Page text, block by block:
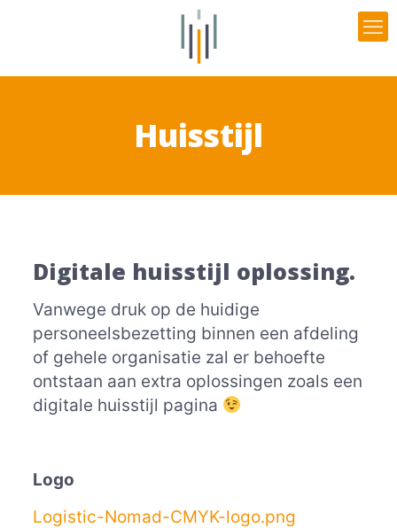
Huisstijl
Digitale huisstijl oplossing.
Vanwege druk op de huidige
personeelsbezetting binnen een afdeling
of gehele organisatie zal er behoefte
ontstaan aan extra oplossingen zoals een
digitale huisstijl pagina
Logo
Logistic-Nomad-CMYK-logo.png